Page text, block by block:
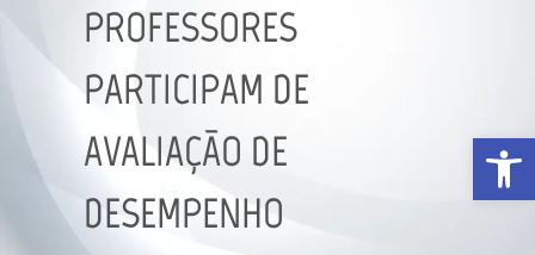
Abrir
PROFESSORES
PARTICIPAM DE
AVALIAÇÃO DE
DESEMPENHO